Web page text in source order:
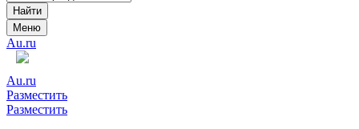
Найти
Меню
Au.ru
Au.ru
Разместить
Разместить